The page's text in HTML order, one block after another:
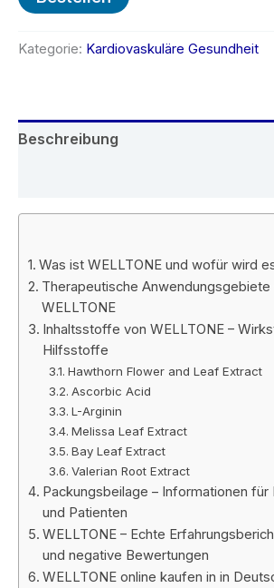
Kundenbewertungen
Kategorie: Kardiovaskuläre Gesundheit
Beschreibung
Was ist WELLTONE und wofür wird
Therapeutische Anwendungsgebiete
WELLTONE
Inhaltsstoffe von WELLTONE –
Hilfsstoffe
Hawthorn Flower and Leaf Extract
Ascorbic Acid
L-Arginin
Melissa Leaf Extract
Bay Leaf Extract
Valerian Root Extract
Packungsbeilage – Informationen für
und Patienten
WELLTONE – Echte
und negative Bewertungen
WELLTONE online kaufen in in